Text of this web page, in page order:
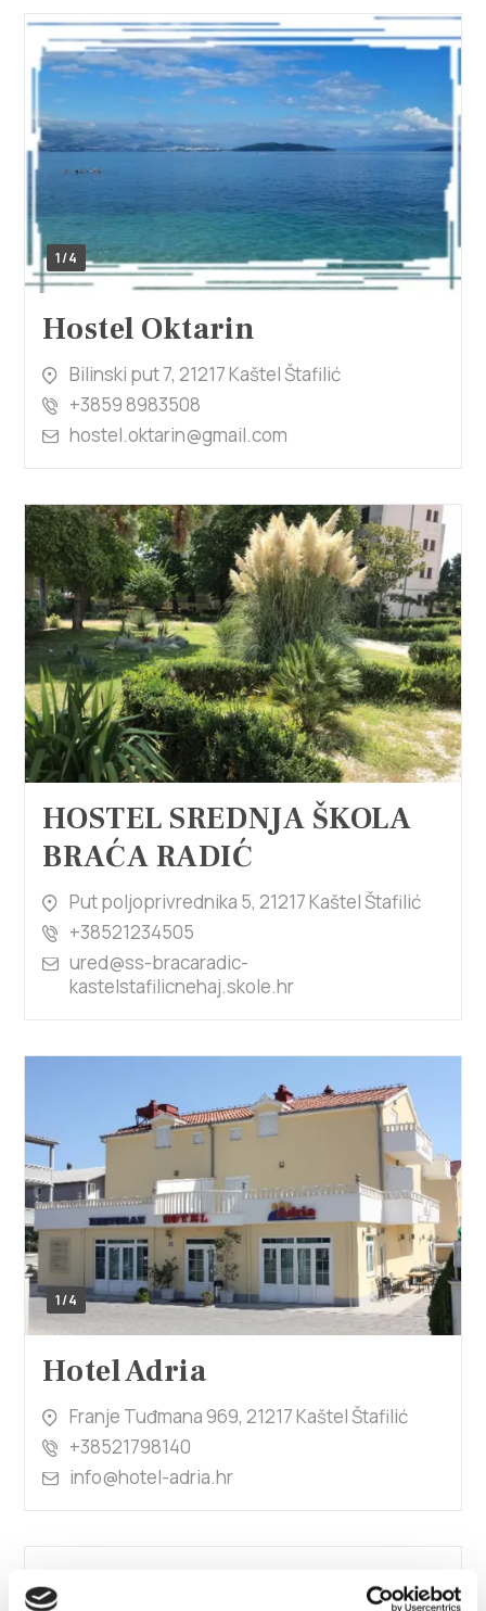
1/4
Hostel Oktarin
Bilinski put 7, 21217 Kaštel Štafilić
+3859 8983508
hostel.oktarin@gmail.com
HOSTEL SREDNJA ŠKOLA
BRAĆA RADIĆ
Put poljoprivrednika 5, 21217 Kaštel Štafilić
+38521234505
ured@ss-bracaradic-
kastelstafilicnehaj.skole.hr
1/4
Hotel Adria
Franje Tuđmana 969, 21217 Kaštel Štafilić
+38521798140
info@hotel-adria.hr
Hotel Baletna škola